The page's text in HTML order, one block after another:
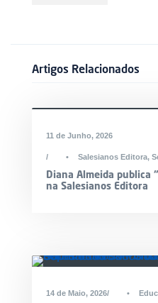
Artigos Relacionados
11 de Junho, 2026
• Salesianos Editora,
Diana Almeida publica
na Salesianos Editora
14 de Maio, 2026 •
e
d
n
a
o
N
s